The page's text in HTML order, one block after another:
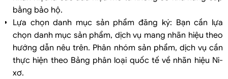
bằng bảo hộ.
Lựa chọn danh mục sản phẩm đăng ký: Bạn cần lựa
chọn danh mục sản phẩm, dịch vụ mang nhãn hiệu theo
hướng dẫn nêu trên. Phân nhóm sản phẩm, dịch vụ cần
thực hiện theo Bảng phân loại quốc tế về nhãn hiệu Ni-
xơ.